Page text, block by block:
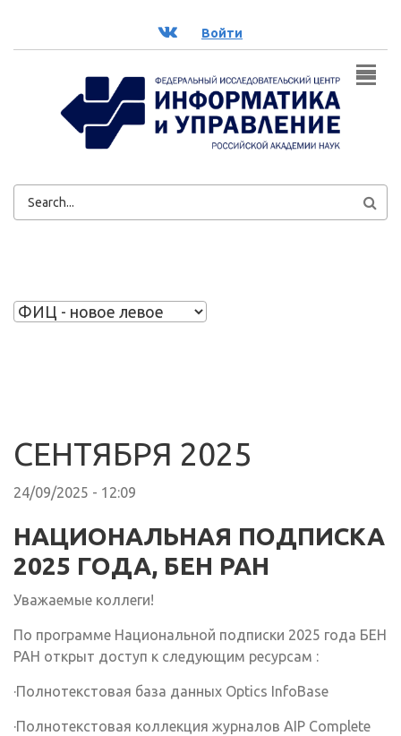
ВК Войти
ФОРМА
СЕНТЯБРЯ 2025
24/09/2025 - 12:09
НАЦИОНАЛЬНАЯ ПОДПИСКА
2025 ГОДА, БЕН РАН
Уважаемые коллеги!
По программе Национальной подписки 2025 года БЕН
РАН открыт доступ к следующим ресурсам :
·Полнотекстовая база данных Optics InfoBase
·Полнотекстовая коллекция журналов AIP Complete